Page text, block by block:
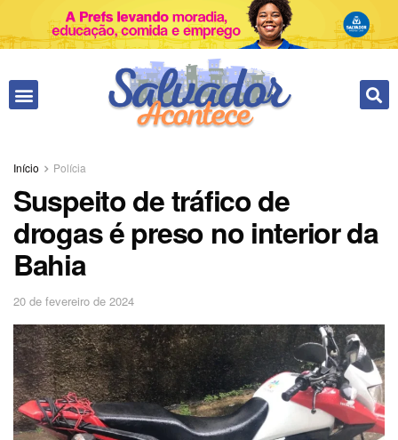
Início Polícia
Suspeito de tráfico de
drogas é preso no interior da
Bahia
20 de fevereiro de 2024